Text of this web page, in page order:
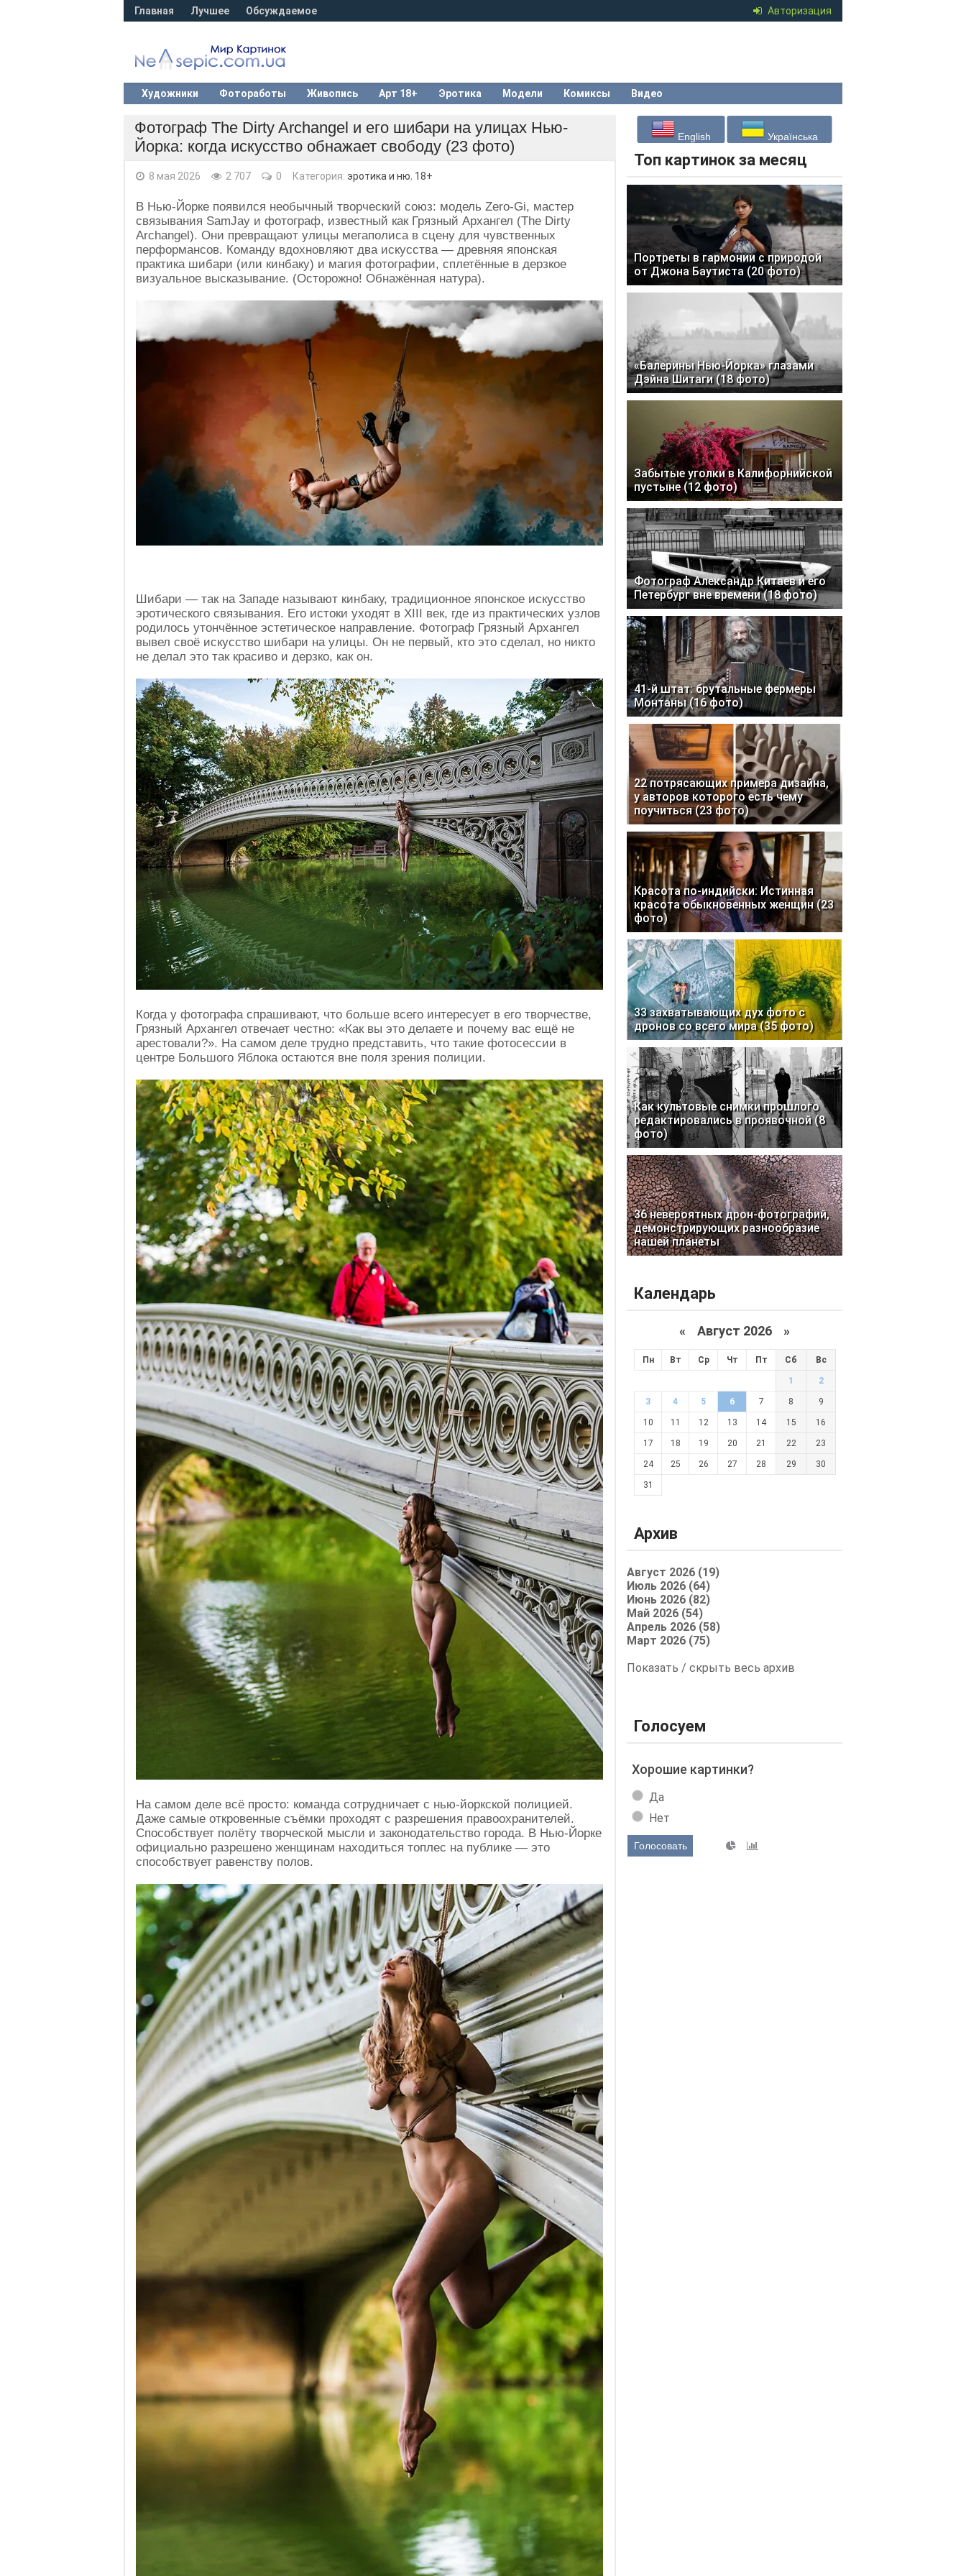
Авторизация
Главная Лучшее Обсуждаемое
Художники Фотоработы Живопись Арт 18+ Эротика Модели Комиксы Видео
Фотограф The Dirty Archangel и его шибари на улицах Нью-
Йорка: когда искусство обнажает свободу (23 фото)
8 мая 2026 2 707 0 Категория: эротика и ню, 18+
В Нью-Йорке появился необычный творческий союз: модель Zero-Gi, мастер
связывания SamJay и фотограф, известный как Грязный Архангел (The Dirty
Archangel). Они превращают улицы мегаполиса в сцену для чувственных
перформансов. Команду вдохновляют два искусства — древняя японская
практика шибари (или кинбаку) и магия фотографии, сплетённые в дерзкое
визуальное высказывание. (Осторожно! Обнажённая натура).
Шибари — так на Западе называют кинбаку, традиционное японское искусство
эротического связывания. Его истоки уходят в XIII век, где из практических узлов
родилось утончённое эстетическое направление. Фотограф Грязный Архангел
вывел своё искусство шибари на улицы. Он не первый, кто это сделал, но никто
не делал это так красиво и дерзко, как он.
Когда у фотографа спрашивают, что больше всего интересует в его творчестве,
Грязный Архангел отвечает честно: «Как вы это делаете и почему вас ещё не
арестовали?». На самом деле трудно представить, что такие фотосессии в
центре Большого Яблока остаются вне поля зрения полиции.
На самом деле всё просто: команда сотрудничает с нью-йоркской полицией.
Даже самые откровенные съёмки проходят с разрешения правоохранителей.
Способствует полёту творческой мысли и законодательство города. В Нью-Йорке
официально разрешено женщинам находиться топлес на публике — это
способствует равенству полов.
English Українська
Топ картинок за месяц
Портреты в гармонии с природой
от Джона Баутиста (20 фото)
«Балерины Нью-Йорка» глазами
Дэйна Шитаги (18 фото)
Забытые уголки в Калифорнийской
пустыне (12 фото)
Фотограф Александр Китаев и его
Петербург вне времени (18 фото)
41-й штат: брутальные фермеры
Монтаны (16 фото)
22 потрясающих примера дизайна,
у авторов которого есть чему
поучиться (23 фото)
Красота по-индийски: Истинная
красота обыкновенных женщин (23
фото)
33 захватывающих дух фото с
дронов со всего мира (35 фото)
Как культовые снимки прошлого
редактировались в проявочной (8
фото)
36 невероятных дрон-фотографий,
демонстрирующих разнообразие
нашей планеты
Календарь
« Август 2026 »
Пн Вт Ср Чт Пт Сб Вс
1 2
3 4 5 6 7 8 9
10 11 12 13 14 15 16
17 18 19 20 21 22 23
24 25 26 27 28 29 30
31
Архив
Август 2026 (19)
Июль 2026 (64)
Июнь 2026 (82)
Май 2026 (54)
Апрель 2026 (58)
Март 2026 (75)
Показать / скрыть весь архив
Голосуем
Хорошие картинки?
Да
Нет
Голосовать